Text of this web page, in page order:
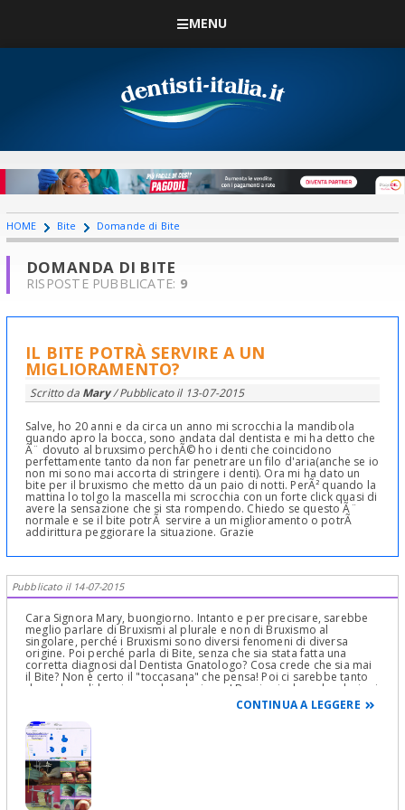
MENU
HOME Bite Domande di Bite
DOMANDA DI BITE
RISPOSTE PUBBLICATE: 9
IL BITE POTRÀ SERVIRE A UN
MIGLIORAMENTO?
Scritto da Mary/ Pubblicato il 13-07-2015
Salve, ho 20 anni e da circa un anno mi scrocchia la mandibola
quando apro la bocca, sono andata dal dentista e mi ha detto che
Ã¨ dovuto al bruxsimo perchÃ© ho i denti che coincidono
perfettamente tanto da non far penetrare un filo d'aria(anche se io
non mi sono mai accorta di stringere i denti). Ora mi ha dato un
bite per il bruxismo che metto da un paio di notti. PerÃ² quando la
mattina lo tolgo la mascella mi scrocchia con un forte click quasi di
avere la sensazione che si sta rompendo. Chiedo se questo Ã¨
normale e se il bite potrÃ servire a un miglioramento o potrÃ
addirittura peggiorare la situazione. Grazie
Pubblicato il 14-07-2015
Cara Signora Mary, buongiorno. Intanto e per precisare, sarebbe
meglio parlare di Bruxismi al plurale e non di Bruxismo al
singolare, perché i Bruxismi sono diversi fenomeni di diversa
origine. Poi perché parla di Bite, senza che sia stata fatta una
corretta diagnosi dal Dentista Gnatologo? Cosa crede che sia mai
il Bite? Non è certo il "toccasana" che pensa! Poi ci sarebbe tanto
da parlare di bruxismo ed occlusione. I Bruxismi e le malocclusioni
sono completamente scollegate tra loro (G. J. Lavigne)! Senza
Diagnosi Lei passa già al Bite. Allora Le dico e la invito a meditare
bene: parlando di Bite, ci sarebbe tanto da dire ma questo
dovrebbe essere sufficiente per farle capire la complessità del
problema e la necessità di visitarla Clinicamente per poter
rispondere dopo aver fatto una Diagnosi clinica, semeiolgica e
anamnestica, emessa una Prognosi e pianificata la terapia! Tutto
questo dopo avere ovviamente azzerato la memoria cerebrale del
suo attuale modo di chiudere erratamente la bocca con l'uso di un
bite diagnostico-terapeutico costruito sempre con l'arco facciale
CONTINUA A LEGGERE